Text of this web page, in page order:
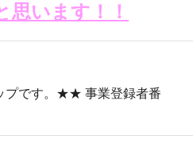
思います！！
です。★★ 事業登録者番